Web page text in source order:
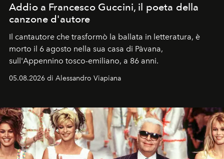
Addio a Francesco Guccini, il poeta della
canzone d'autore
Il cantautore che trasformò la ballata in letteratura, è
morto il 6 agosto nella sua casa di Pàvana,
sull'Appennino tosco-emiliano, a 86 anni.
05.08.2026 di Alessandro Viapiana